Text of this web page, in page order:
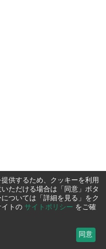
供するため、クッキーを利用
ただける場合は「同意」ボタ
ついては「詳細を見る」をク
イトの サイトポリシー をご確
同意